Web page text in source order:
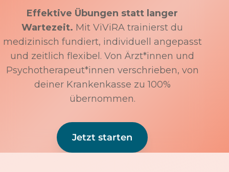
Effektive Übungen statt langer
Wartezeit. Mit ViViRA trainierst du
medizinisch fundiert, individuell angepasst
und zeitlich flexibel. Von Ärzt*innen und
Psychotherapeut*innen verschrieben, von
deiner Krankenkasse zu 100%
übernommen.
Jetzt starten